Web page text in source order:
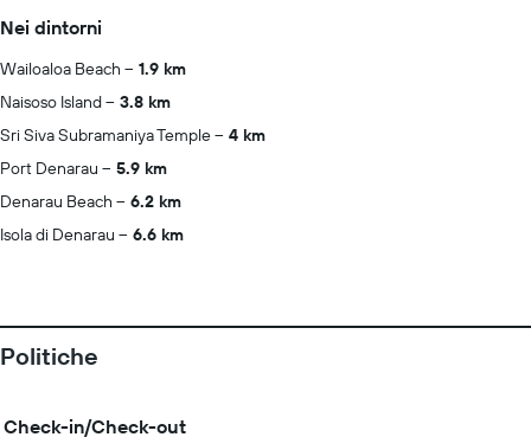
Nei dintorni
Wailoaloa Beach
1.9 km
Naisoso Island
3.8 km
Sri Siva Subramaniya Temple
4 km
Port Denarau
5.9 km
Denarau Beach
6.2 km
Isola di Denarau
6.6 km
Politiche
Check-in/Check-out